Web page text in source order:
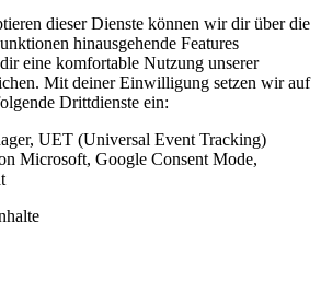
dieser Dienste können wir dir über die
hinausgehende Features
eine komfortable Nutzung unserer
Mit deiner Einwilligung setzen wir auf
Drittdienste ein:
UET (Universal Event Tracking)
Microsoft, Google Consent Mode,